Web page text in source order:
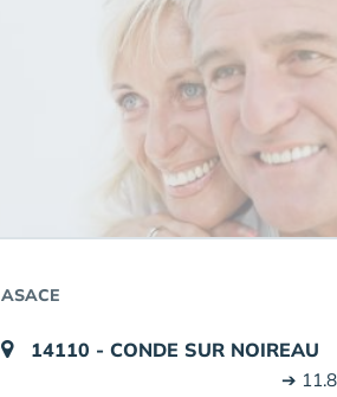
ASACE
14110 - CONDE SUR NOIREAU
➔